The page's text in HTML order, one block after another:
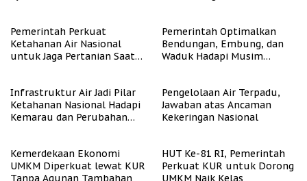
Pemerintah Perkuat
Ketahanan Air Nasional
untuk Jaga Pertanian Saat
Pemerintah Optimalkan
Bendungan, Embung, dan
Waduk Hadapi Musim
Infrastruktur Air Jadi Pilar
Ketahanan Nasional Hadapi
Kemarau dan Perubahan
Pengelolaan Air Terpadu,
Jawaban atas Ancaman
Kekeringan Nasional
Kemerdekaan Ekonomi
UMKM Diperkuat lewat KUR
Tanpa Agunan Tambahan
HUT Ke-81 RI, Pemerintah
Perkuat KUR untuk Dorong
UMKM Naik Kelas